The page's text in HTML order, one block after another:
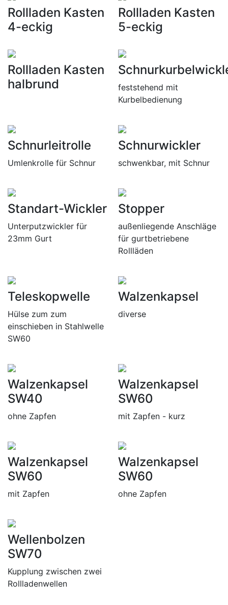
Rollladen Kasten
4-eckig
Rollladen Kasten
5-eckig
Rollladen Kasten
halbrund
feststehend mit
Kurbelbedienung
Schnurleitrolle
Umlenkrolle für Schnur
Schnurwickler
schwenkbar, mit Schnur
Standart-Wickler
Unterputzwickler für
23mm Gurt
Stopper
außenliegende Anschläge
für gurtbetriebene
Rollläden
Teleskopwelle
Hülse zum zum
einschieben in Stahlwelle
SW60
Walzenkapsel
diverse
Walzenkapsel
SW40
ohne Zapfen
Walzenkapsel
SW60
mit Zapfen - kurz
Walzenkapsel
SW60
mit Zapfen
Walzenkapsel
SW60
ohne Zapfen
Wellenbolzen
SW70
Kupplung zwischen zwei
Rollladenwellen